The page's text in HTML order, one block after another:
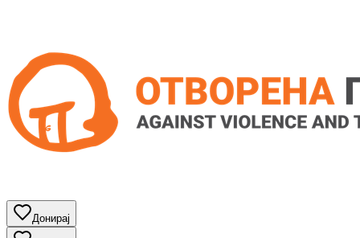
Донирај